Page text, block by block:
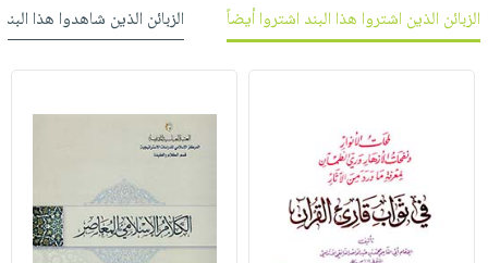
منزلية
اكسسوارات
ملابس
حقائب
عناية
صندوق
القراءة
iKitab
سياسة
حسابك
لائحة
الأمنيات
الزبائن الذين اشتروا هذا البند اشتروا أيضاً الزبائن الذين شاهدوا هذا